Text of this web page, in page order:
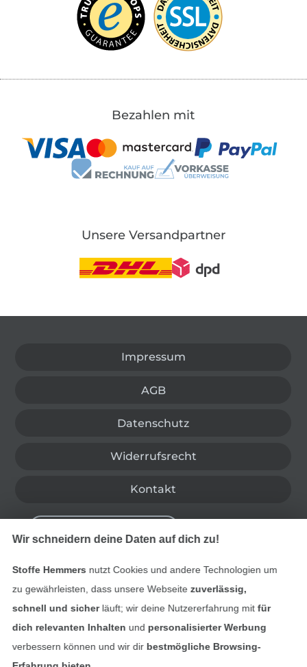
Bezahlen mit
Unsere Versandpartner
Impressum
AGB
Datenschutz
Widerrufsrecht
Kontakt
Finde mehr Inspiration
Wir schneidern deine Daten auf dich zu!
Stoffe Hemmers nutzt Cookies und andere Technologien um
zu gewährleisten, dass unsere Webseite zuverlässig,
schnell und sicherläuft; wir deine Nutzererfahrung mitfür
dich relevanten Inhalten und personalisierter Werbung
verbessern können und wir dir bestmögliche Browsing-